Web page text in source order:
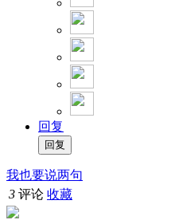
回复
我也要说两句
3 评论 收藏